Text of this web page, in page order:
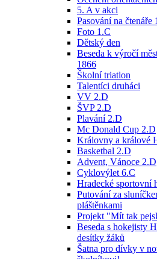
5. A v akci
Pasování na čtenáře
Foto 1.C
Dětský den
Beseda k výročí
1866
Školní triatlon
Talentíci druháci
VV 2.D
ŠVP 2.D
Plavání 2.D
Mc Donald Cup 2.D
Královny a králové
Basketbal 2.D
Advent, Vánoce 2.D
Cyklovýlet 6.C
Hradecké sportovní
Putování za
pláštěnkami
Projekt "Mít tak
Beseda s hokejisty
desítky žáků
Šatna pro dívky v